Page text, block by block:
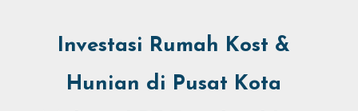
Investasi Rumah Kost &
Hunian di Pusat Kota